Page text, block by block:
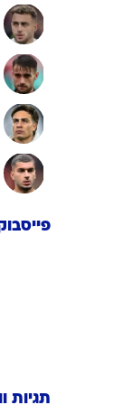
תגיות